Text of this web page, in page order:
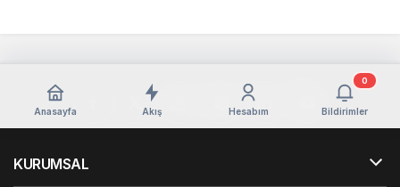
Anasayfa Akış Hesabım Bildirimler
0
KURUMSAL